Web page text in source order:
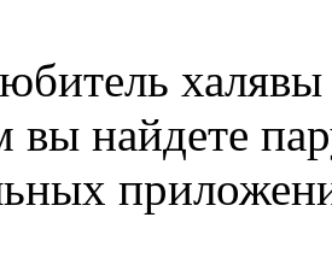
халявы
вы найдете